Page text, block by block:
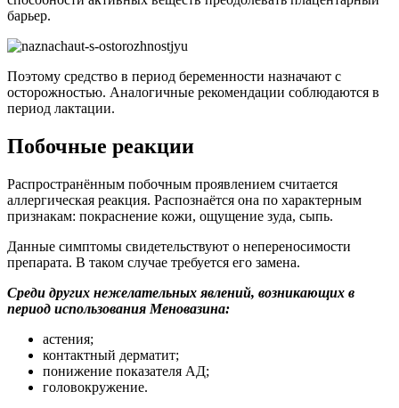
Среди других нежелательных явлений, возникающих в
период использования Меновазина:
контактный дерматит;
понижение показателя АД;
головокружение.
Чаще всего перечисленные симптомы связаны с длительным
лечением. Для устранения проблем необходимо прекратить
Передозировка
При соблюдении режима дозировки и длительности лечения
риск передозировки отсутствует.
Взаимодействие
Производитель указывает, что не рекомендуется совмещать
рассматриваемое средство с другими местными
фармпродуктами, так как Меновазин усиливает действие
других активных соединений. Это может спровоцировать ряд
нежелательных реакций.